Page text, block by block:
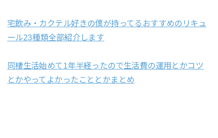
宅飲み・カクテル好きの僕が持ってるおすすめのリキュ
ール23種類全部紹介します
同棲生活始めて1年半経ったので生活費の運用とかコツ
とかやってよかったこととかまとめ